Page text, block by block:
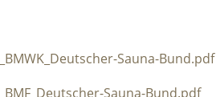
Sauna-Bund.pdf
Sauna-Bund.pdf